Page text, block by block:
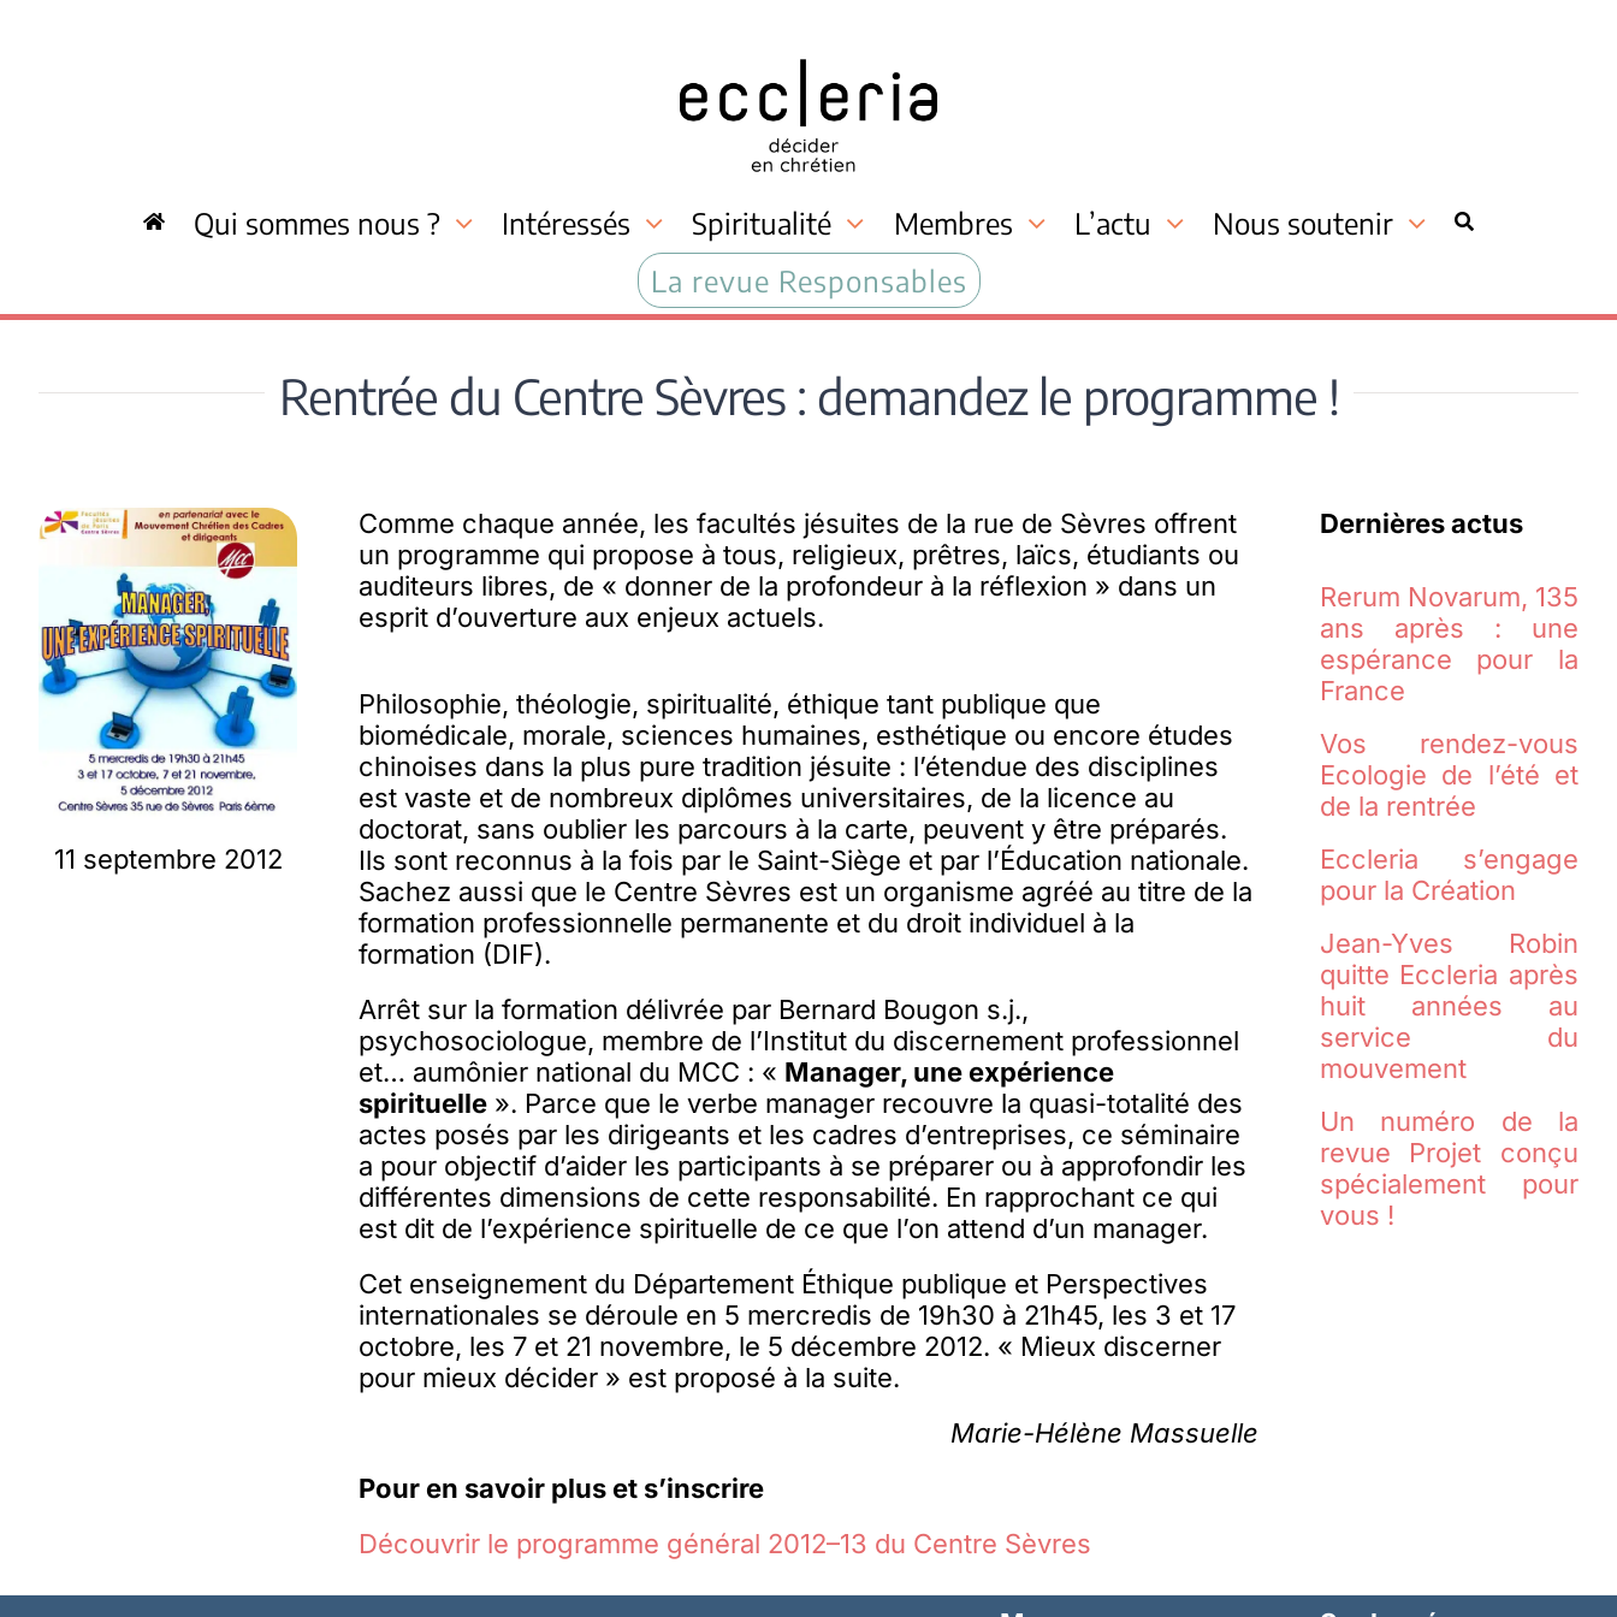
Qui sommes nous ? Intéressés Spiritualité Membres L’actu
Nous soutenir
La revue Responsables
Rentrée du Centre Sèvres : demandez le programme !
11 septembre 2012
Comme chaque année, les facultés jésuites de la rue de Sèvres offrent
un programme qui propose à tous, religieux, prêtres, laïcs, étudiants ou
auditeurs libres, de « donner de la profondeur à la réflexion » dans un
esprit d’ouverture aux enjeux actuels.
Philosophie, théologie, spiritualité, éthique tant publique que
biomédicale, morale, sciences humaines, esthétique ou encore études
chinoises dans la plus pure tradition jésuite : l’étendue des disciplines
est vaste et de nombreux diplômes universitaires, de la licence au
doctorat, sans oublier les parcours à la carte, peuvent y être préparés.
Ils sont reconnus à la fois par le Saint-Siège et par l’Éducation nationale.
Sachez aussi que le Centre Sèvres est un organisme agréé au titre de la
formation professionnelle permanente et du droit individuel à la
formation (DIF).
Arrêt sur la formation délivrée par Bernard Bougon s.j.,
psychosociologue, membre de l’Institut du discernement professionnel
et… aumônier national du MCC : « Manager, une expérience
spirituelle ». Parce que le verbe manager recouvre la quasi-totalité des
actes posés par les dirigeants et les cadres d’entreprises, ce séminaire
a pour objectif d’aider les participants à se préparer ou à approfondir les
différentes dimensions de cette responsabilité. En rapprochant ce qui
est dit de l’expérience spirituelle de ce que l’on attend d’un manager.
Cet enseignement du Département Éthique publique et Perspectives
internationales se déroule en 5 mercredis de 19h30 à 21h45, les 3 et 17
octobre, les 7 et 21 novembre, le 5 décembre 2012. « Mieux discerner
pour mieux décider » est proposé à la suite.
Marie-Hélène Massuelle
Pour en savoir plus et s’inscrire
Découvrir le programme général 2012–13 du Centre Sèvres
Dernières actus
Rerum Novarum, 135
ans après : une
espérance pour la
France
Vos rendez-vous
Ecologie de l’été et
de la rentrée
Eccleria s’engage
pour la Création
Jean-Yves Robin
quitte Eccleria après
huit années au
service du
mouvement
Un numéro de la
revue Projet conçu
spécialement pour
vous !